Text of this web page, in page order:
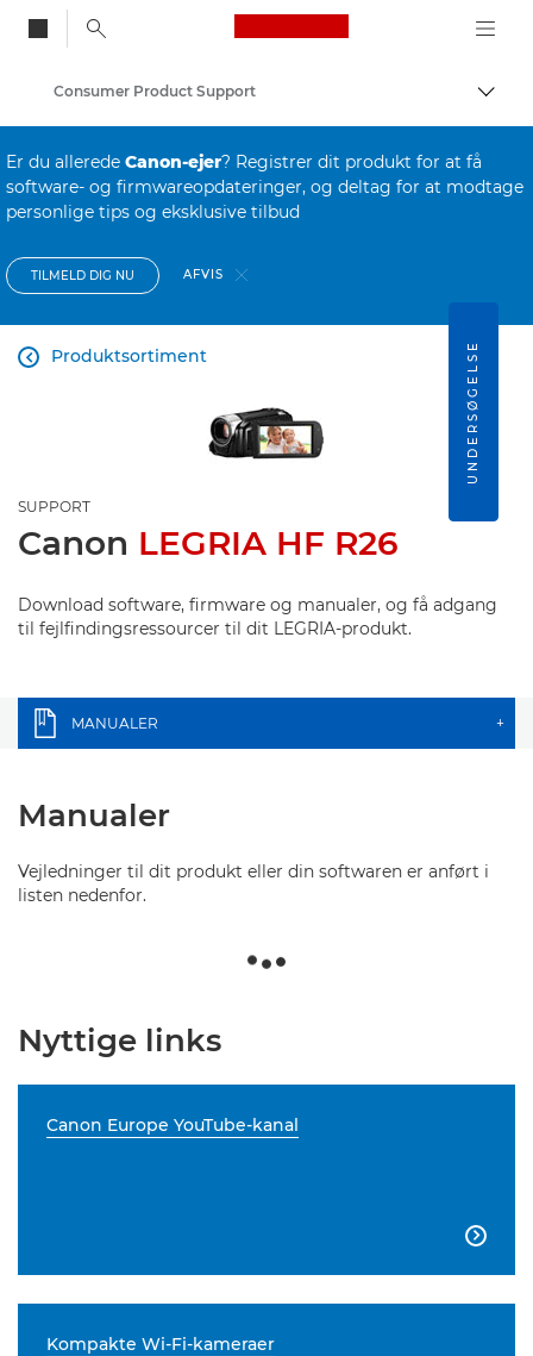
Canon Logo, back
Skift
Consumer Product Support
Er du allerede Canon-ejer? Registrer dit produkt for at få
software- og firmwareopdateringer, og deltag for at modtage
personlige tips og eksklusive tilbud
TILMELD DIG NU AFVIS
Produktsortiment

SUPPORT
Canon LEGRIA HF R26
Download software, firmware og manualer, og få adgang
til fejlfindingsressourcer til dit LEGRIA-produkt.
MANUALER +
Manualer
Vejledninger til dit produkt eller din softwaren er anført i
listen nedenfor.
Nyttige links
Canon Europe YouTube-kanal

Kompakte Wi-Fi-kameraer
UNDERSØGELSE